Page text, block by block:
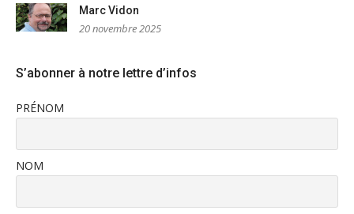
Marc Vidon
20 novembre 2025
S’abonner à notre lettre d’infos
PRÉNOM
NOM